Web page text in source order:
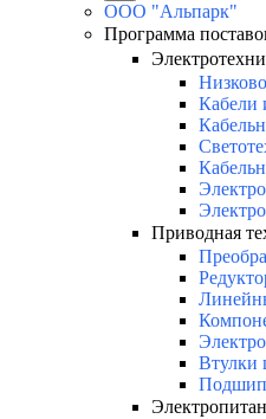
ООО "Альпарк"
Программа
Кабели
Приводная
Втулки